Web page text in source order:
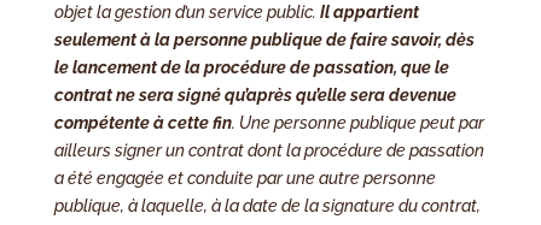
objet la gestion d’un service public. Il appartient
seulement à la personne publique de faire savoir, dès
le lancement de la procédure de passation, que le
contrat ne sera signé qu’après qu’elle sera devenue
compétente à cette fin. Une personne publique peut par
ailleurs signer un contrat dont la procédure de passation
a été engagée et conduite par une autre personne
publique, à laquelle, à la date de la signature du contrat,